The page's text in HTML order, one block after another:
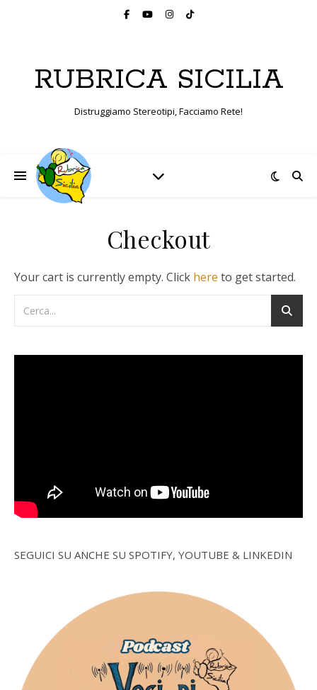
RUBRICA SICILIA
Distruggiamo Stereotipi, Facciamo Rete!
Checkout
Your cart is currently empty. Click here to get started.
SEGUICI SU ANCHE SU SPOTIFY, YOUTUBE & LINKEDIN